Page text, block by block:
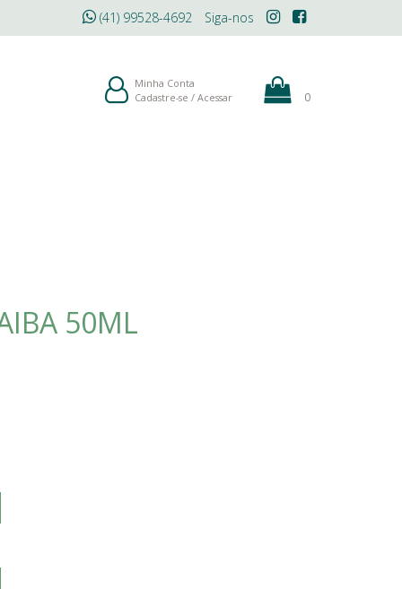
(41) 99528-4692 Siga-nos
Minha Conta
Cadastre-se / Acessar 0
50ML